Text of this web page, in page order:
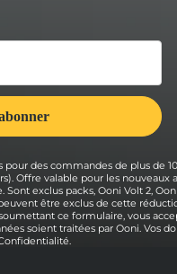
pour des commandes de plus de
Offre valable pour les nouveaux
exclus packs, Ooni Volt 2,
être exclus de cette
ce formulaire, vous
soient traitées par Ooni. Vos